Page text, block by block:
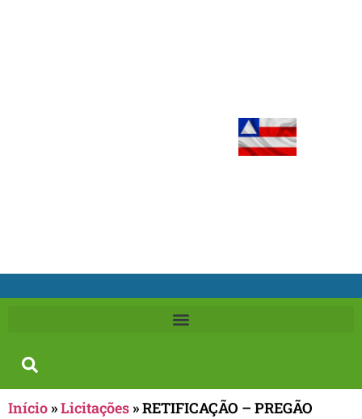
Início»Licitações»RETIFICAÇÃO – PREGÃO